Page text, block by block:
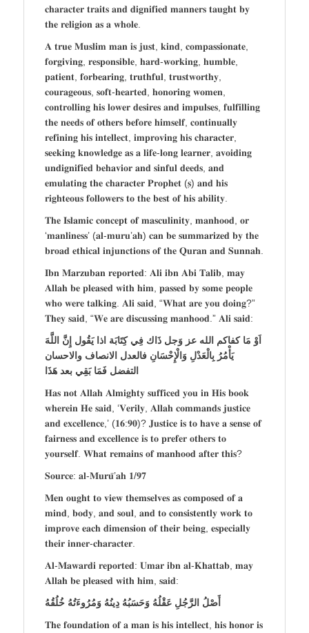
𝐜𝐡𝐚𝐫𝐚𝐜𝐭𝐞𝐫 𝐭𝐫𝐚𝐢𝐭𝐬 𝐚𝐧𝐝 𝐝𝐢𝐠𝐧𝐢𝐟𝐢𝐞𝐝 𝐦𝐚𝐧𝐧𝐞𝐫𝐬 𝐭𝐚𝐮𝐠𝐡𝐭 𝐛𝐲
𝐭𝐡𝐞 𝐫𝐞𝐥𝐢𝐠𝐢𝐨𝐧 𝐚𝐬 𝐚 𝐰𝐡𝐨𝐥𝐞.
𝐀 𝐭𝐫𝐮𝐞 𝐌𝐮𝐬𝐥𝐢𝐦 𝐦𝐚𝐧 𝐢𝐬 𝐣𝐮𝐬𝐭, 𝐤𝐢𝐧𝐝, 𝐜𝐨𝐦𝐩𝐚𝐬𝐬𝐢𝐨𝐧𝐚𝐭𝐞,
𝐟𝐨𝐫𝐠𝐢𝐯𝐢𝐧𝐠, 𝐫𝐞𝐬𝐩𝐨𝐧𝐬𝐢𝐛𝐥𝐞, 𝐡𝐚𝐫𝐝-𝐰𝐨𝐫𝐤𝐢𝐧𝐠, 𝐡𝐮𝐦𝐛𝐥𝐞,
𝐩𝐚𝐭𝐢𝐞𝐧𝐭, 𝐟𝐨𝐫𝐛𝐞𝐚𝐫𝐢𝐧𝐠, 𝐭𝐫𝐮𝐭𝐡𝐟𝐮𝐥, 𝐭𝐫𝐮𝐬𝐭𝐰𝐨𝐫𝐭𝐡𝐲,
𝐜𝐨𝐮𝐫𝐚𝐠𝐞𝐨𝐮𝐬, 𝐬𝐨𝐟𝐭-𝐡𝐞𝐚𝐫𝐭𝐞𝐝, 𝐡𝐨𝐧𝐨𝐫𝐢𝐧𝐠 𝐰𝐨𝐦𝐞𝐧,
𝐜𝐨𝐧𝐭𝐫𝐨𝐥𝐥𝐢𝐧𝐠 𝐡𝐢𝐬 𝐥𝐨𝐰𝐞𝐫 𝐝𝐞𝐬𝐢𝐫𝐞𝐬 𝐚𝐧𝐝 𝐢𝐦𝐩𝐮𝐥𝐬𝐞𝐬, 𝐟𝐮𝐥𝐟𝐢𝐥𝐥𝐢𝐧𝐠
𝐭𝐡𝐞 𝐧𝐞𝐞𝐝𝐬 𝐨𝐟 𝐨𝐭𝐡𝐞𝐫𝐬 𝐛𝐞𝐟𝐨𝐫𝐞 𝐡𝐢𝐦𝐬𝐞𝐥𝐟, 𝐜𝐨𝐧𝐭𝐢𝐧𝐮𝐚𝐥𝐥𝐲
𝐫𝐞𝐟𝐢𝐧𝐢𝐧𝐠 𝐡𝐢𝐬 𝐢𝐧𝐭𝐞𝐥𝐥𝐞𝐜𝐭, 𝐢𝐦𝐩𝐫𝐨𝐯𝐢𝐧𝐠 𝐡𝐢𝐬 𝐜𝐡𝐚𝐫𝐚𝐜𝐭𝐞𝐫,
𝐬𝐞𝐞𝐤𝐢𝐧𝐠 𝐤𝐧𝐨𝐰𝐥𝐞𝐝𝐠𝐞 𝐚𝐬 𝐚 𝐥𝐢𝐟𝐞-𝐥𝐨𝐧𝐠 𝐥𝐞𝐚𝐫𝐧𝐞𝐫, 𝐚𝐯𝐨𝐢𝐝𝐢𝐧𝐠
𝐮𝐧𝐝𝐢𝐠𝐧𝐢𝐟𝐢𝐞𝐝 𝐛𝐞𝐡𝐚𝐯𝐢𝐨𝐫 𝐚𝐧𝐝 𝐬𝐢𝐧𝐟𝐮𝐥 𝐝𝐞𝐞𝐝𝐬, 𝐚𝐧𝐝
𝐞𝐦𝐮𝐥𝐚𝐭𝐢𝐧𝐠 𝐭𝐡𝐞 𝐜𝐡𝐚𝐫𝐚𝐜𝐭𝐞𝐫 𝐏𝐫𝐨𝐩𝐡𝐞𝐭 (𝐬̣) 𝐚𝐧𝐝 𝐡𝐢𝐬
𝐫𝐢𝐠𝐡𝐭𝐞𝐨𝐮𝐬 𝐟𝐨𝐥𝐥𝐨𝐰𝐞𝐫𝐬 𝐭𝐨 𝐭𝐡𝐞 𝐛𝐞𝐬𝐭 𝐨𝐟 𝐡𝐢𝐬 𝐚𝐛𝐢𝐥𝐢𝐭𝐲.
𝐓𝐡𝐞 𝐈𝐬𝐥𝐚𝐦𝐢𝐜 𝐜𝐨𝐧𝐜𝐞𝐩𝐭 𝐨𝐟 𝐦𝐚𝐬𝐜𝐮𝐥𝐢𝐧𝐢𝐭𝐲, 𝐦𝐚𝐧𝐡𝐨𝐨𝐝, 𝐨𝐫
‘𝐦𝐚𝐧𝐥𝐢𝐧𝐞𝐬𝐬’ (𝐚𝐥-𝐦𝐮𝐫𝐮’𝐚𝐡) 𝐜𝐚𝐧 𝐛𝐞 𝐬𝐮𝐦𝐦𝐚𝐫𝐢𝐳𝐞𝐝 𝐛𝐲 𝐭𝐡𝐞
𝐛𝐫𝐨𝐚𝐝 𝐞𝐭𝐡𝐢𝐜𝐚𝐥 𝐢𝐧𝐣𝐮𝐧𝐜𝐭𝐢𝐨𝐧𝐬 𝐨𝐟 𝐭𝐡𝐞 𝐐𝐮𝐫𝐚𝐧 𝐚𝐧𝐝 𝐒𝐮𝐧𝐧𝐚𝐡.
𝐈𝐛𝐧 𝐌𝐚𝐫𝐳𝐮𝐛𝐚𝐧 𝐫𝐞𝐩𝐨𝐫𝐭𝐞𝐝: 𝐀𝐥𝐢 𝐢𝐛𝐧 𝐀𝐛𝐢 𝐓𝐚𝐥𝐢𝐛, 𝐦𝐚𝐲
𝐀𝐥𝐥𝐚𝐡 𝐛𝐞 𝐩𝐥𝐞𝐚𝐬𝐞𝐝 𝐰𝐢𝐭𝐡 𝐡𝐢𝐦, 𝐩𝐚𝐬𝐬𝐞𝐝 𝐛𝐲 𝐬𝐨𝐦𝐞 𝐩𝐞𝐨𝐩𝐥𝐞
𝐰𝐡𝐨 𝐰𝐞𝐫𝐞 𝐭𝐚𝐥𝐤𝐢𝐧𝐠. 𝐀𝐥𝐢 𝐬𝐚𝐢𝐝, “𝐖𝐡𝐚𝐭 𝐚𝐫𝐞 𝐲𝐨𝐮 𝐝𝐨𝐢𝐧𝐠?”
𝐓𝐡𝐞𝐲 𝐬𝐚𝐢𝐝, “𝐖𝐞 𝐚𝐫𝐞 𝐝𝐢𝐬𝐜𝐮𝐬𝐬𝐢𝐧𝐠 𝐦𝐚𝐧𝐡𝐨𝐨𝐝.” 𝐀𝐥𝐢 𝐬𝐚𝐢𝐝:
اَوْ مَا كفاكم الله عز وَجل ذَاك فِي كِتَابَة اذا يَقُول إِنَّ اللَّهَ
يَأْمُرُ بِالْعَدْلِ وَالْإِحْسَانِ فالعدل الانصاف والاحسان
التفضل فَمَا بَقِي بعد هَذَا
𝐇𝐚𝐬 𝐧𝐨𝐭 𝐀𝐥𝐥𝐚𝐡 𝐀𝐥𝐦𝐢𝐠𝐡𝐭𝐲 𝐬𝐮𝐟𝐟𝐢𝐜𝐞𝐝 𝐲𝐨𝐮 𝐢𝐧 𝐇𝐢𝐬 𝐛𝐨𝐨𝐤
𝐰𝐡𝐞𝐫𝐞𝐢𝐧 𝐇𝐞 𝐬𝐚𝐢𝐝, ‘𝐕𝐞𝐫𝐢𝐥𝐲, 𝐀𝐥𝐥𝐚𝐡 𝐜𝐨𝐦𝐦𝐚𝐧𝐝𝐬 𝐣𝐮𝐬𝐭𝐢𝐜𝐞
𝐚𝐧𝐝 𝐞𝐱𝐜𝐞𝐥𝐥𝐞𝐧𝐜𝐞,’ (𝟏𝟔:𝟗𝟎)? 𝐉𝐮𝐬𝐭𝐢𝐜𝐞 𝐢𝐬 𝐭𝐨 𝐡𝐚𝐯𝐞 𝐚 𝐬𝐞𝐧𝐬𝐞 𝐨𝐟
𝐟𝐚𝐢𝐫𝐧𝐞𝐬𝐬 𝐚𝐧𝐝 𝐞𝐱𝐜𝐞𝐥𝐥𝐞𝐧𝐜𝐞 𝐢𝐬 𝐭𝐨 𝐩𝐫𝐞𝐟𝐞𝐫 𝐨𝐭𝐡𝐞𝐫𝐬 𝐭𝐨
𝐲𝐨𝐮𝐫𝐬𝐞𝐥𝐟. 𝐖𝐡𝐚𝐭 𝐫𝐞𝐦𝐚𝐢𝐧𝐬 𝐨𝐟 𝐦𝐚𝐧𝐡𝐨𝐨𝐝 𝐚𝐟𝐭𝐞𝐫 𝐭𝐡𝐢𝐬?
𝐒𝐨𝐮𝐫𝐜𝐞: 𝐚𝐥-𝐌𝐮𝐫𝐮̄’𝐚𝐡 𝟏/𝟗𝟕
𝐌𝐞𝐧 𝐨𝐮𝐠𝐡𝐭 𝐭𝐨 𝐯𝐢𝐞𝐰 𝐭𝐡𝐞𝐦𝐬𝐞𝐥𝐯𝐞𝐬 𝐚𝐬 𝐜𝐨𝐦𝐩𝐨𝐬𝐞𝐝 𝐨𝐟 𝐚
𝐦𝐢𝐧𝐝, 𝐛𝐨𝐝𝐲, 𝐚𝐧𝐝 𝐬𝐨𝐮𝐥, 𝐚𝐧𝐝 𝐭𝐨 𝐜𝐨𝐧𝐬𝐢𝐬𝐭𝐞𝐧𝐭𝐥𝐲 𝐰𝐨𝐫𝐤 𝐭𝐨
𝐢𝐦𝐩𝐫𝐨𝐯𝐞 𝐞𝐚𝐜𝐡 𝐝𝐢𝐦𝐞𝐧𝐬𝐢𝐨𝐧 𝐨𝐟 𝐭𝐡𝐞𝐢𝐫 𝐛𝐞𝐢𝐧𝐠, 𝐞𝐬𝐩𝐞𝐜𝐢𝐚𝐥𝐥𝐲
𝐭𝐡𝐞𝐢𝐫 𝐢𝐧𝐧𝐞𝐫-𝐜𝐡𝐚𝐫𝐚𝐜𝐭𝐞𝐫.
𝐀𝐥-𝐌𝐚𝐰𝐚𝐫𝐝𝐢 𝐫𝐞𝐩𝐨𝐫𝐭𝐞𝐝: 𝐔𝐦𝐚𝐫 𝐢𝐛𝐧 𝐚𝐥-𝐊𝐡𝐚𝐭𝐭𝐚𝐛, 𝐦𝐚𝐲
𝐀𝐥𝐥𝐚𝐡 𝐛𝐞 𝐩𝐥𝐞𝐚𝐬𝐞𝐝 𝐰𝐢𝐭𝐡 𝐡𝐢𝐦, 𝐬𝐚𝐢𝐝:
أَصْلُ الرَّجُلِ عَقْلُهُ وَحَسَبُهُ دِينُهُ وَمُرُوءَتُهُ خُلُقُهُ
𝐓𝐡𝐞 𝐟𝐨𝐮𝐧𝐝𝐚𝐭𝐢𝐨𝐧 𝐨𝐟 𝐚 𝐦𝐚𝐧 𝐢𝐬 𝐡𝐢𝐬 𝐢𝐧𝐭𝐞𝐥𝐥𝐞𝐜𝐭, 𝐡𝐢𝐬 𝐡𝐨𝐧𝐨𝐫 𝐢𝐬